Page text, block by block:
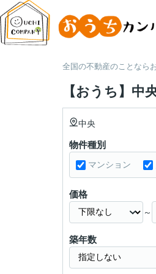
全国の不動産のことなら
【おうち】中
中央
物件種別
マンション
価格
～
築年数